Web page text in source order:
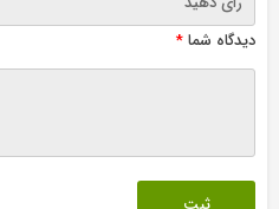
دیدگاه شما*